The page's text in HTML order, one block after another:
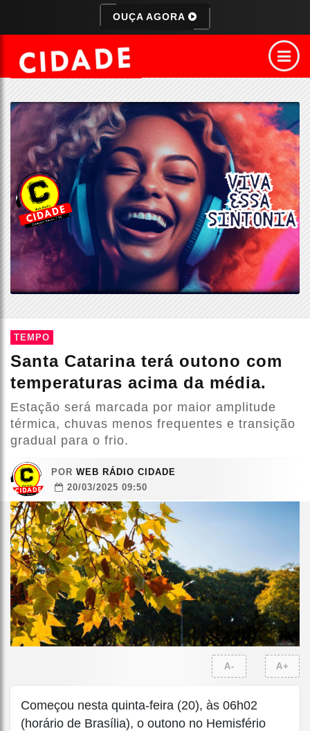
OUÇA AGORA
TEMPO
Santa Catarina terá outono com
temperaturas acima da média.
Estação será marcada por maior amplitude
térmica, chuvas menos frequentes e transição
gradual para o frio.
POR WEB RÁDIO CIDADE
20/03/2025 09:50
A- A+
Começou nesta quinta-feira (20), às 06h02
(horário de Brasília), o outono no Hemisfério